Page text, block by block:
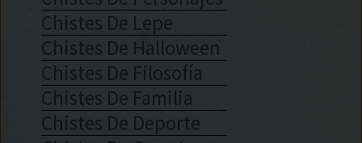
Chistes De Lepe
Chistes De Halloween
Chistes De Filosofía
Chistes De Familia
Chistes De Deporte